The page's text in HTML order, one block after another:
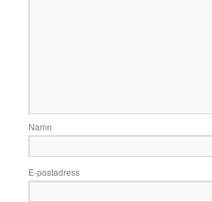
Namn
E-postadress